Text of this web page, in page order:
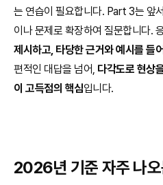
는 연습이 필요합니다. Part 3는 앞
이나 문제로 확장하여 질문합니다.
제시하고, 타당한 근거와 예시를 들
편적인 대답을 넘어, 다각도로 현상
이 고득점의 핵심입니다.
2026년 기준 자주 나오